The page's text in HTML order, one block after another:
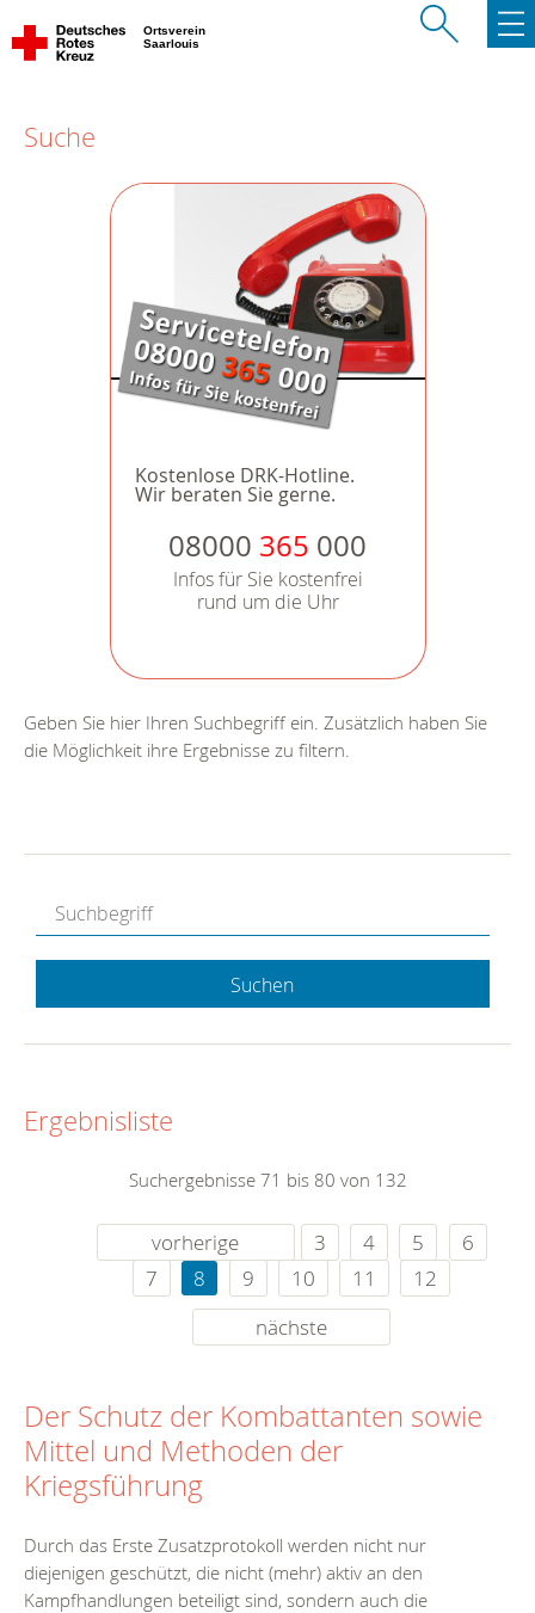
Ortsverein
Saarlouis
Suche
Kostenlose DRK-Hotline.
Wir beraten Sie gerne.
08000 365 000
Infos für Sie kostenfrei
rund um die Uhr
Geben Sie hier Ihren Suchbegriff ein. Zusätzlich haben Sie
die Möglichkeit ihre Ergebnisse zu filtern.
Suchen
Ergebnisliste
Suchergebnisse 71 bis 80 von 132
vorherige 3 4 5
6
7
8 9 10 11
12
nächste
Der Schutz der Kombattanten sowie
Mittel und Methoden der
Kriegsführung
Durch das Erste Zusatzprotokoll werden nicht nur
diejenigen geschützt, die nicht (mehr) aktiv an den
Kampfhandlungen beteiligt sind, sondern auch die